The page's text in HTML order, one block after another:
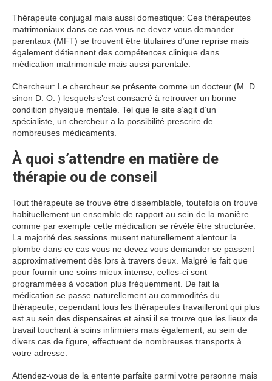
Thérapeute conjugal mais aussi domestique: Ces thérapeutes
matrimoniaux dans ce cas vous ne devez vous demander
parentaux (MFT) se trouvent être titulaires d’une reprise mais
également détiennent des compétences clinique dans
médication matrimoniale mais aussi parentale.
Chercheur: Le chercheur se présente comme un docteur (M. D.
sinon D. O. ) lesquels s’est consacré à retrouver un bonne
condition physique mentale. Tel que le site s’agit d’un
spécialiste, un chercheur a la possibilité prescrire de
nombreuses médicaments.
À quoi s’attendre en matière de
thérapie ou de conseil
Tout thérapeute se trouve être dissemblable, toutefois on trouve
habituellement un ensemble de rapport au sein de la manière
comme par exemple cette médication se révèle être structurée.
La majorité des sessions musent naturellement alentour la
plombe dans ce cas vous ne devez vous demander se passent
approximativement dès lors à travers deux. Malgré le fait que
pour fournir une soins mieux intense, celles-ci sont
programmées à vocation plus fréquemment. De fait la
médication se passe naturellement au commodités du
thérapeute, cependant tous les thérapeutes travailleront qui plus
est au sein des dispensaires et ainsi il se trouve que les lieux de
travail touchant à soins infirmiers mais également, au sein de
divers cas de figure, effectuent de nombreuses transports à
votre adresse.
Attendez-vous de la entente parfaite parmi votre personne mais